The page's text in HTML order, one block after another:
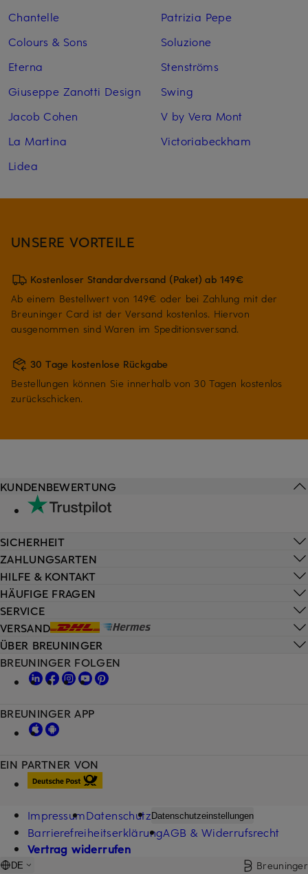
Chantelle
Colours & Sons
Eterna
Giuseppe Zanotti Design
Jacob Cohen
La Martina
Lidea
Patrizia Pepe
Soluzione
Stenströms
Swing
V by Vera Mont
Victoriabeckham
UNSERE VORTEILE
Kostenloser Standardversand (Paket) ab 149€
Ab einem Bestellwert von 149€ oder bei Zahlung mit der
Breuninger Card ist der Versand kostenlos. Hiervon
ausgenommen sind Waren im Speditionsversand.
30 Tage kostenlose Rückgabe
Bestellungen können Sie innerhalb von 30 Tagen kostenlos
zurückschicken.
HILFE & KONTAKT
HÄUFIGE FRAGEN
SERVICE
VERSAND
KUNDENBEWERTUNG
SICHERHEIT
ZAHLUNGSARTEN
ÜBER BREUNINGER
EIN PARTNER VON
BREUNINGER FOLGEN
BREUNINGER APP
ImpressumDatenschutzDatenschutzeinstellungen
BarrierefreiheitserklärungAGB & Widerrufsrecht
Vertrag widerrufen
DE Breuninger